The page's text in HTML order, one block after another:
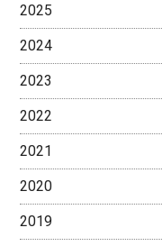
2025
2024
2023
2022
2021
2020
2019